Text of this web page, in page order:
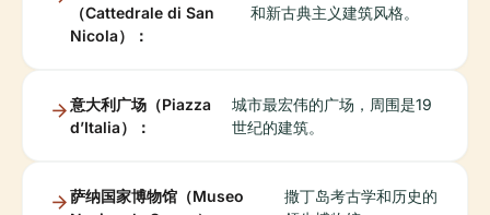
（Cattedrale di San
Nicola）：
和新古典主义建筑风格。
意大利广场（Piazza
d’Italia）：
城市最宏伟的广场，周围是19
世纪的建筑。
萨纳国家博物馆（Museo
撒丁岛考古学和历史的